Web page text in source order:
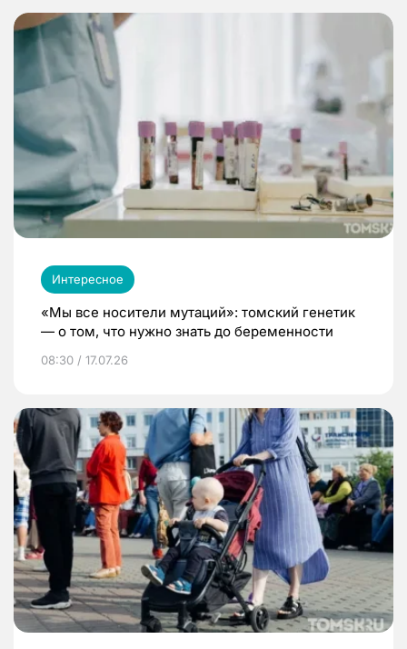
Интересное
«Мы все носители мутаций»: томский генетик
— о том, что нужно знать до беременности
08:30 / 17.07.26